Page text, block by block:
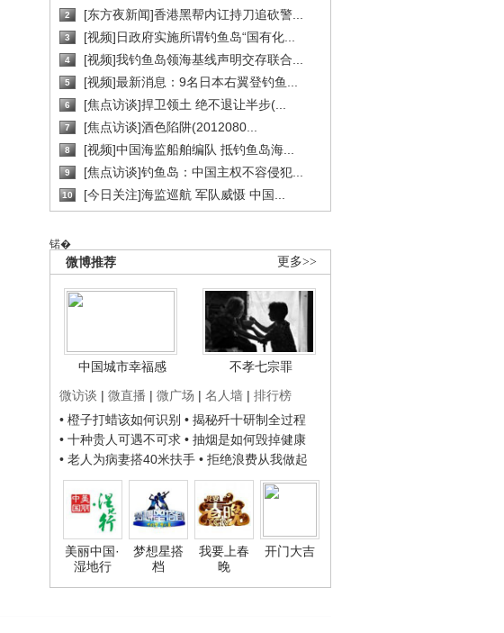
2 [东方夜新闻]香港黑帮内讧持刀追砍警...
3 [视频]日政府实施所谓钓鱼岛“国有化...
4 [视频]我钓鱼岛领海基线声明交存联合...
5 [视频]最新消息：9名日本右翼登钓鱼...
6 [焦点访谈]捍卫领土 绝不退让半步(...
7 [焦点访谈]酒色陷阱(2012080...
8 [视频]中国海监船舶编队 抵钓鱼岛海...
9 [焦点访谈]钓鱼岛：中国主权不容侵犯...
10 [今日关注]海监巡航 军队威慑 中国...
锘�
更多>>
微博推荐
中国城市幸福感
不孝七宗罪
微访谈 | 微直播 | 微广场 | 名人墙 | 排行榜
• 橙子打蜡该如何识别 • 揭秘歼十研制全过程
• 十种贵人可遇不可求 • 抽烟是如何毁掉健康
• 老人为病妻搭40米扶手 • 拒绝浪费从我做起
美丽中国·
湿地行
梦想星搭
档
我要上春
晚
开门大吉